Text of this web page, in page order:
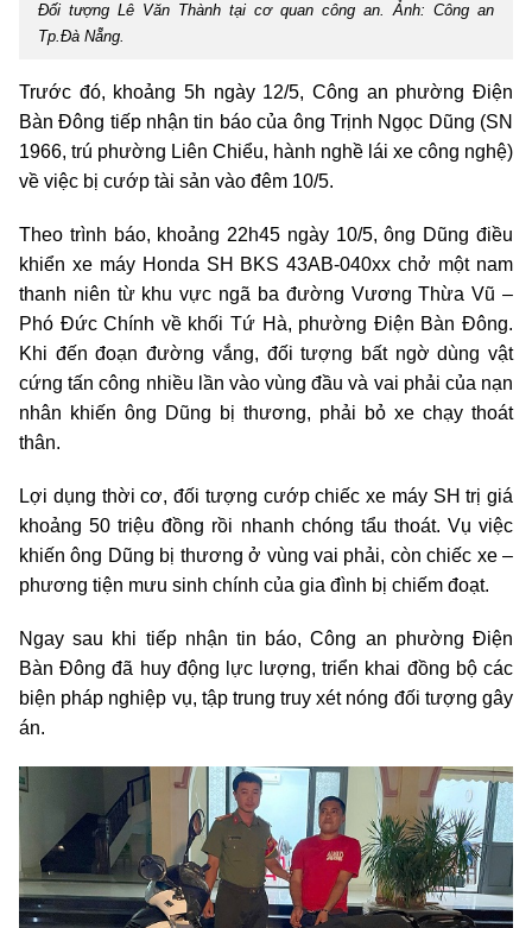
Đối tượng Lê Văn Thành tại cơ quan công an. Ảnh: Công an
Tp.Đà Nẵng.
Trước đó, khoảng 5h ngày 12/5, Công an phường Điện
Bàn Đông tiếp nhận tin báo của ông Trịnh Ngọc Dũng (SN
1966, trú phường Liên Chiểu, hành nghề lái xe công nghệ)
về việc bị cướp tài sản vào đêm 10/5.
Theo trình báo, khoảng 22h45 ngày 10/5, ông Dũng điều
khiển xe máy Honda SH BKS 43AB-040xx chở một nam
thanh niên từ khu vực ngã ba đường Vương Thừa Vũ –
Phó Đức Chính về khối Tứ Hà, phường Điện Bàn Đông.
Khi đến đoạn đường vắng, đối tượng bất ngờ dùng vật
cứng tấn công nhiều lần vào vùng đầu và vai phải của nạn
nhân khiến ông Dũng bị thương, phải bỏ xe chạy thoát
thân.
Lợi dụng thời cơ, đối tượng cướp chiếc xe máy SH trị giá
khoảng 50 triệu đồng rồi nhanh chóng tẩu thoát. Vụ việc
khiến ông Dũng bị thương ở vùng vai phải, còn chiếc xe –
phương tiện mưu sinh chính của gia đình bị chiếm đoạt.
Ngay sau khi tiếp nhận tin báo, Công an phường Điện
Bàn Đông đã huy động lực lượng, triển khai đồng bộ các
biện pháp nghiệp vụ, tập trung truy xét nóng đối tượng gây
án.